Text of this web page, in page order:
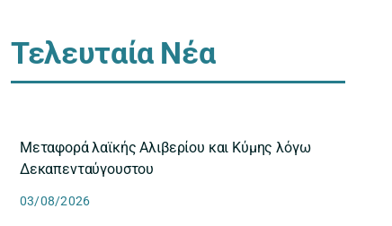
Τελευταία Νέα
Μεταφορά λαϊκής Αλιβερίου και Κύμης λόγω
Δεκαπενταύγουστου
03/08/2026